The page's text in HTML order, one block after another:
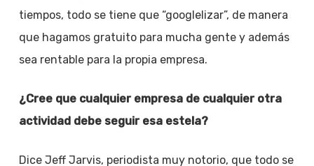
tiempos, todo se tiene que “googlelizar”, de manera
que hagamos gratuito para mucha gente y además
sea rentable para la propia empresa.
¿Cree que cualquier empresa de cualquier otra
actividad debe seguir esa estela?
Dice Jeff Jarvis, periodista muy notorio, que todo se